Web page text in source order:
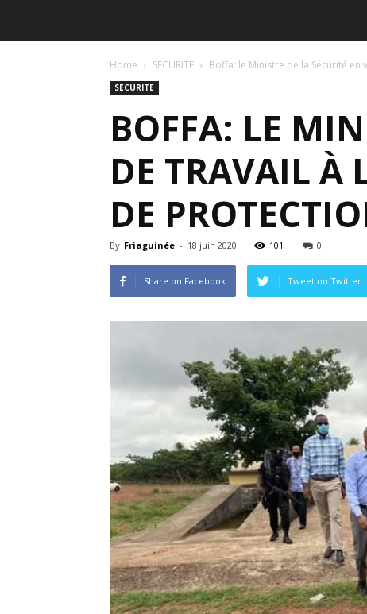
Home SECURITE Boffa: le Ministre de la Sécurité en
SECURITE
BOFFA: LE
DE TRAVAIL À
DE
By Friaguinée - 18 juin 2020 101 0
Share on Facebook Tweet on Twitter